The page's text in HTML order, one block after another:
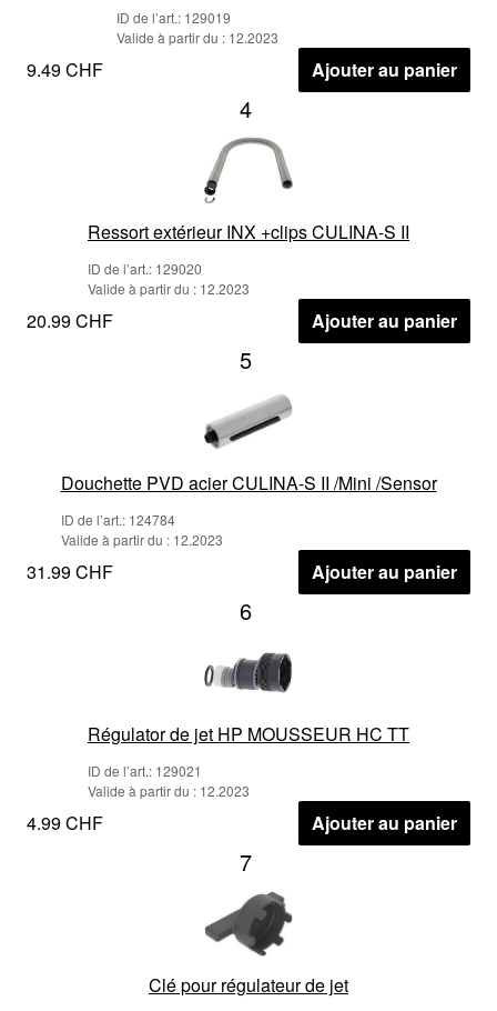
ID de l’art.: 129019
Valide à partir du : 12.2023
9.49 CHF Ajouter au panier
4
Ressort extérieur INX +clips CULINA-S II
ID de l’art.: 129020
Valide à partir du : 12.2023
20.99 CHF Ajouter au panier
5
Douchette PVD acier CULINA-S II /Mini /Sensor
ID de l’art.: 124784
Valide à partir du : 12.2023
31.99 CHF Ajouter au panier
6
Régulator de jet HP MOUSSEUR HC TT
ID de l’art.: 129021
Valide à partir du : 12.2023
4.99 CHF Ajouter au panier
7
Clé pour régulateur de jet